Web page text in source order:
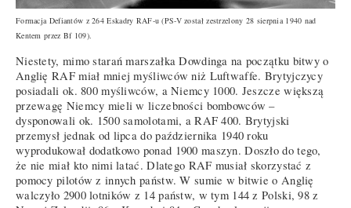
Formacja Defiantów z 264 Eskadry RAF-u (PS-V został zestrzelony 28 sierpnia 1940 nad
Kentem przez Bf 109).
Niestety, mimo starań marszałka Dowdinga na początku bitwy o
Anglię RAF miał mniej myśliwców niż Luftwaffe. Brytyjczycy
posiadali ok. 800 myśliwców, a Niemcy 1000. Jeszcze większą
przewagę Niemcy mieli w liczebności bombowców –
dysponowali ok. 1500 samolotami, a RAF 400. Brytyjski
przemysł jednak od lipca do października 1940 roku
wyprodukował dodatkowo ponad 1900 maszyn. Doszło do tego,
że nie miał kto nimi latać. Dlatego RAF musiał skorzystać z
pomocy pilotów z innych państw. W sumie w bitwie o Anglię
walczyło 2900 lotników z 14 państw, w tym 144 z Polski, 98 z